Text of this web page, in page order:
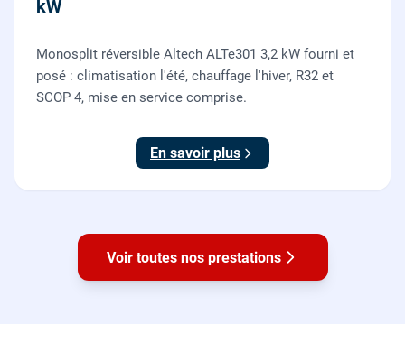
kW
Monosplit réversible Altech ALTe301 3,2 kW fourni et
posé : climatisation l'été, chauffage l'hiver, R32 et
SCOP 4, mise en service comprise.
En savoir plus
Voir toutes nos prestations